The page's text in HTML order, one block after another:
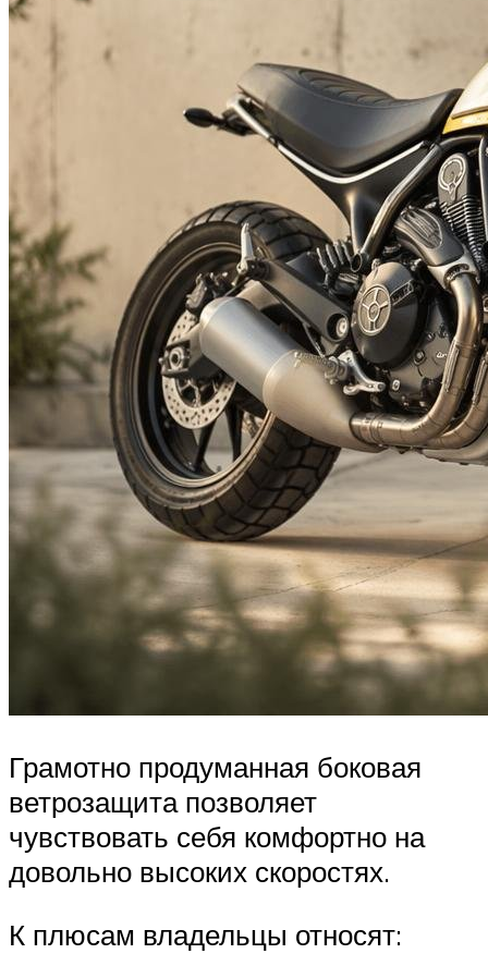
Грамотно продуманная боковая
ветрозащита позволяет
чувствовать себя комфортно на
довольно высоких скоростях.
К плюсам владельцы относят: